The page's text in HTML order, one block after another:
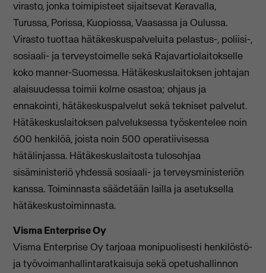
virasto, jonka toimipisteet sijaitsevat Keravalla,
Turussa, Porissa, Kuopiossa, Vaasassa ja Oulussa.
Virasto tuottaa hätäkeskuspalveluita pelastus-, poliisi-,
sosiaali- ja terveystoimelle sekä Rajavartiolaitokselle
koko manner-Suomessa. Hätäkeskuslaitoksen johtajan
alaisuudessa toimii kolme osastoa; ohjaus ja
ennakointi, hätäkeskuspalvelut sekä tekniset palvelut.
Hätäkeskuslaitoksen palveluksessa työskentelee noin
600 henkilöä, joista noin 500 operatiivisessa
hätälinjassa. Hätäkeskuslaitosta tulosohjaa
sisäministeriö yhdessä sosiaali- ja terveysministeriön
kanssa. Toiminnasta säädetään lailla ja asetuksella
hätäkeskustoiminnasta.
Visma Enterprise Oy
Visma Enterprise Oy tarjoaa monipuolisesti henkilöstö-
ja työvoimanhallintaratkaisuja sekä opetushallinnon